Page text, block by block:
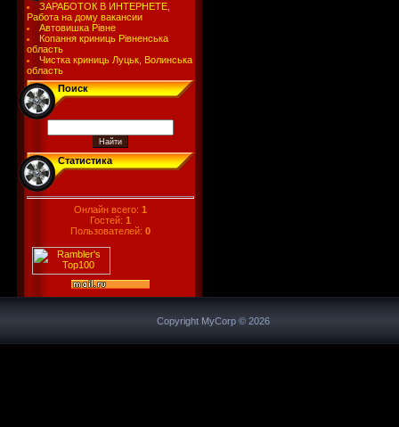
ЗАРАБОТОК В ИНТЕРНЕТЕ,
Работа на дому вакансии
Автовишка Рівне
Копання криниць Рівненська
область
Чистка криниць Луцьк, Волинська
область
Поиск
Статистика
Онлайн всего: 1
Гостей: 1
Пользователей: 0
Copyright MyCorp © 2026